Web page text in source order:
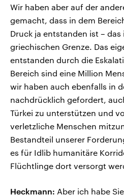
Wir haben aber auf der
gemacht, dass in dem
Druck ja entstanden ist –
griechischen Grenze. Das
entstanden durch die
Bereich sind eine Million
wir haben auch ebenfalls in
nachdrücklich gefordert,
Türkei zu unterstützen und
verletzliche Menschen
Bestandteil unserer
es für Idlib humanitäre
Flüchtlinge dort versorgt
Heckmann: Aber ich habe